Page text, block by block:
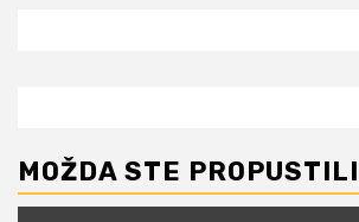
MOŽDA STE PROPUSTILI